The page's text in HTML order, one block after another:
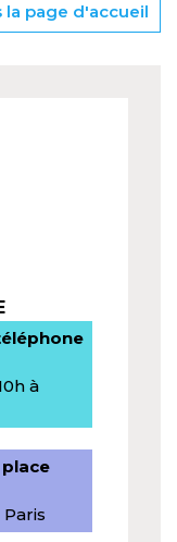
la page d'accueil
à